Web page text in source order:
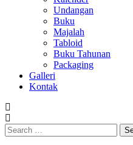
Undangan
Buku
Majalah
Tabloid
Buku Tahunan
Packaging
Galleri
Kontak
Search
for: